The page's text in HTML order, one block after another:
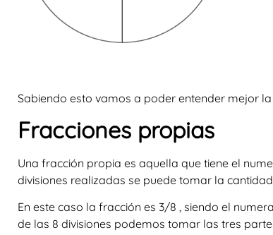
Sabiendo esto vamos a poder entender mejor
Fracciones propias
Una fracción propia es aquella que tiene el
divisiones realizadas se puede tomar la
En este caso la fracción es 3/8 , siendo el
de las 8 divisiones podemos tomar las tres